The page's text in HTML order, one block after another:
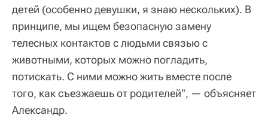
детей (особенно девушки, я знаю нескольких). В
принципе, мы ищем безопасную замену
телесных контактов с людьми связью с
животными, которых можно погладить,
потискать. С ними можно жить вместе после
того, как съезжаешь от родителей", — объясняет
Александр.